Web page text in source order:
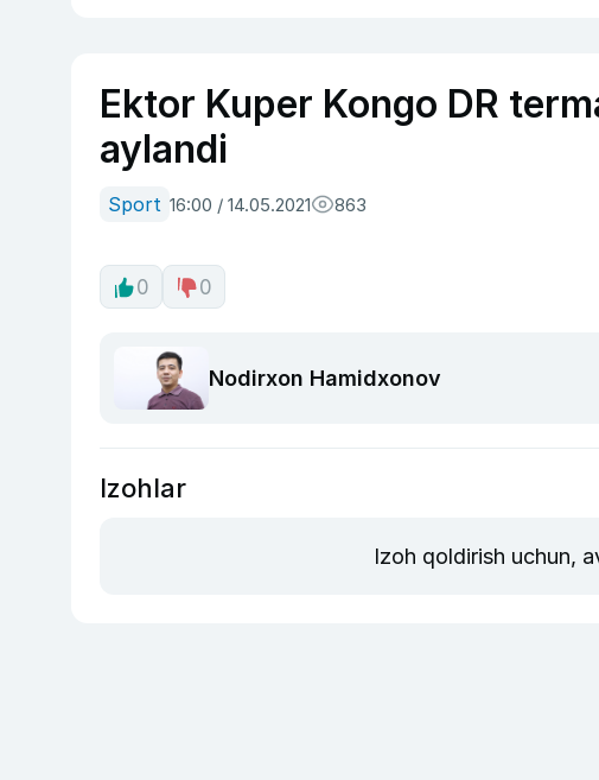
Ektor Kuper Kongo DR
aylandi
Sport 16:00 / 14.05.2021 863
0 0
Nodirxon Hamidxonov
Izohlar
Izoh qoldirish uchun,